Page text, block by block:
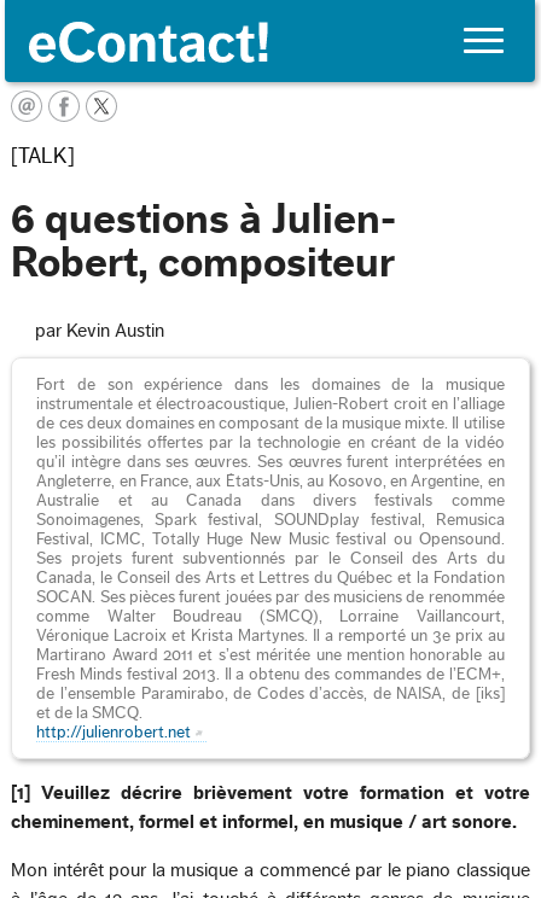
Toggle
[TALK]
6 questions à Julien-
Robert, compositeur
par Kevin Austin
Fort de son expérience dans les domaines de la musique
instrumentale et électroacoustique, Julien-Robert croit en l’alliage
de ces deux domaines en composant de la musique mixte. Il utilise
les possibilités offertes par la technologie en créant de la vidéo
qu’il intègre dans ses œuvres. Ses œuvres furent interprétées en
Angleterre, en France, aux États-Unis, au Kosovo, en Argentine, en
Australie et au Canada dans divers festivals comme
Sonoimagenes, Spark festival, SOUNDplay festival, Remusica
Festival, ICMC, Totally Huge New Music festival ou Opensound.
Ses projets furent subventionnés par le Conseil des Arts du
Canada, le Conseil des Arts et Lettres du Québec et la Fondation
SOCAN. Ses pièces furent jouées par des musiciens de renommée
comme Walter Boudreau (SMCQ), Lorraine Vaillancourt,
Véronique Lacroix et Krista Martynes. Il a remporté un 3e prix au
Martirano Award 2011 et s’est méritée une mention honorable au
Fresh Minds festival 2013. Il a obtenu des commandes de l’ECM+,
de l’ensemble Paramirabo, de Codes d’accès, de NAISA, de [iks]
et de la SMCQ.
http://julienrobert.net
[1] Veuillez décrire brièvement votre formation et votre
cheminement, formel et informel, en musique / art sonore.
Mon intérêt pour la musique a commencé par le piano classique